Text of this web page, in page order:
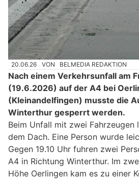
20.06.26 VON BELMEDIA REDAKTION
Nach einem Verkehrsunfall am
(19.6.2026) auf der A4 bei
(Kleinandelfingen) musste die
Winterthur gesperrt werden.
Beim Unfall mit zwei Fahrzeugen
dem Dach. Eine Person wurde
Gegen 19.10 Uhr fuhren zwei
A4 in Richtung Winterthur. Im
Höhe Oerlingen kam es zu einer